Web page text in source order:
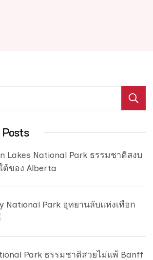
Lakes National Park ธรรมชาติสงบ
ต้ของ Alberta
National Park อุทยานลับแห่งเทือก
Park ธรรมชาติสวยไม่แพ้ Banff